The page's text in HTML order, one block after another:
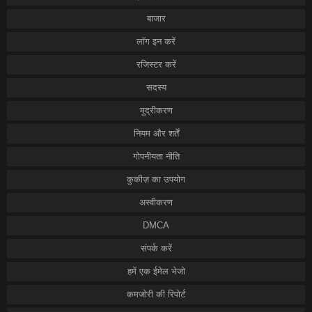
बाजार
लॉग इन करें
रजिस्टर करें
सदस्य
मुद्रीकरण
नियम और शर्तें
गोपनीयता नीति
कुकीज़ का उपयोग
अस्वीकरण
DMCA
संपर्क करें
हमें एक ईमेल भेजो
कमजोरी की रिपोर्ट